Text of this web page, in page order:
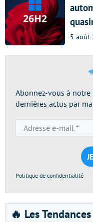
5 août
Abonnez-vous à
dernières actus par
Politique de confidentialité
🔥 Les Tendances